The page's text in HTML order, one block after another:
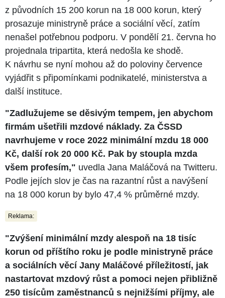
z původních 15 200 korun na 18 000 korun, který
prosazuje ministryně práce a sociální věcí, zatím
nenašel potřebnou podporu. V pondělí 21. června ho
projednala tripartita, která nedošla ke shodě.
K návrhu se nyní mohou až do poloviny července
vyjádřit s připomínkami podnikatelé, ministerstva a
další instituce.
"Zadlužujeme se děsivým tempem, jen abychom
firmám ušetřili mzdové náklady. Za ČSSD
navrhujeme v roce 2022 minimální mzdu 18 000
Kč, další rok 20 000 Kč. Pak by stoupla mzda
všem profesím," uvedla Jana Maláčová na Twitteru.
Podle jejích slov je čas na razantní růst a navýšení
na 18 000 korun by bylo 47,4 % průměrné mzdy.
Reklama:
"Zvýšení minimální mzdy alespoň na 18 tisíc
korun od příštího roku je podle ministryně práce
a sociálních věcí Jany Maláčové příležitostí, jak
nastartovat mzdový růst a pomoci nejen přibližně
250 tisícům zaměstnanců s nejnižšími příjmy, ale